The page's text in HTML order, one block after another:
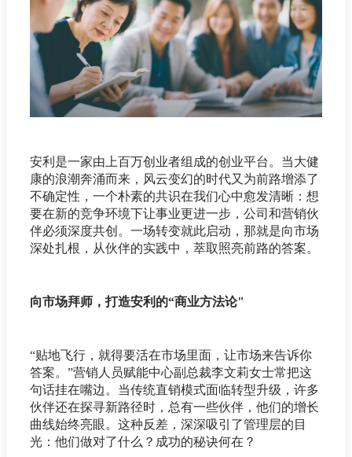
安利是一家由上百万创业者组成的创业平台。当大健
康的浪潮奔涌而来，风云变幻的时代又为前路增添了
不确定性，一个朴素的共识在我们心中愈发清晰：想
要在新的竞争环境下让事业更进一步，公司和营销伙
伴必须深度共创。一场转变就此启动，那就是向市场
深处扎根，从伙伴的实践中，萃取照亮前路的答案。
向市场拜师，打造安利的“商业方法论"
“贴地飞行，就得要活在市场里面，让市场来告诉你
答案。”营销人员赋能中心副总裁李文莉女士常把这
句话挂在嘴边。当传统直销模式面临转型升级，许多
伙伴还在探寻新路径时，总有一些伙伴，他们的增长
曲线始终亮眼。这种反差，深深吸引了管理层的目
光：他们做对了什么？成功的秘诀何在？